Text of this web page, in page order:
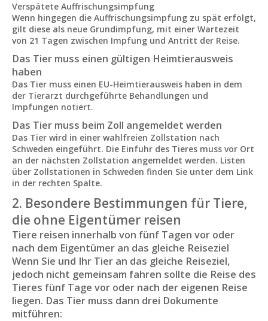
Verspätete Auffrischungsimpfung
Wenn hingegen die Auffrischungsimpfung zu spät erfolgt,
gilt diese als neue Grundimpfung, mit einer Wartezeit
von 21 Tagen zwischen Impfung und Antritt der Reise.
Das Tier muss einen gültigen Heimtierausweis
haben
Das Tier muss einen EU-Heimtierausweis haben in dem
der Tierarzt durchgeführte Behandlungen und
Impfungen notiert.
Das Tier muss beim Zoll angemeldet werden
Das Tier wird in einer wahlfreien Zollstation nach
Schweden eingeführt. Die Einfuhr des Tieres muss vor Ort
an der nächsten Zollstation angemeldet werden. Listen
über Zollstationen in Schweden finden Sie unter dem Link
in der rechten Spalte.
2. Besondere Bestimmungen für Tiere,
die ohne Eigentümer reisen
Tiere reisen innerhalb von fünf Tagen vor oder
nach dem Eigentümer an das gleiche Reiseziel
Wenn Sie und Ihr Tier an das gleiche Reiseziel,
jedoch nicht gemeinsam fahren sollte die Reise des
Tieres fünf Tage vor oder nach der eigenen Reise
liegen. Das Tier muss dann drei Dokumente
mitführen: